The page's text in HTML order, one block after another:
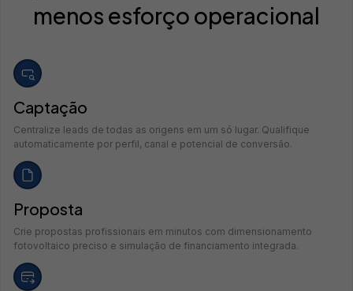
menos esforço operacional
Captação
Centralize leads de todas as origens em um só lugar. Qualifique
automaticamente por perfil, canal e potencial de conversão.
Proposta
Crie propostas profissionais em minutos com dimensionamento
fotovoltaico preciso e simulação de financiamento integrada.